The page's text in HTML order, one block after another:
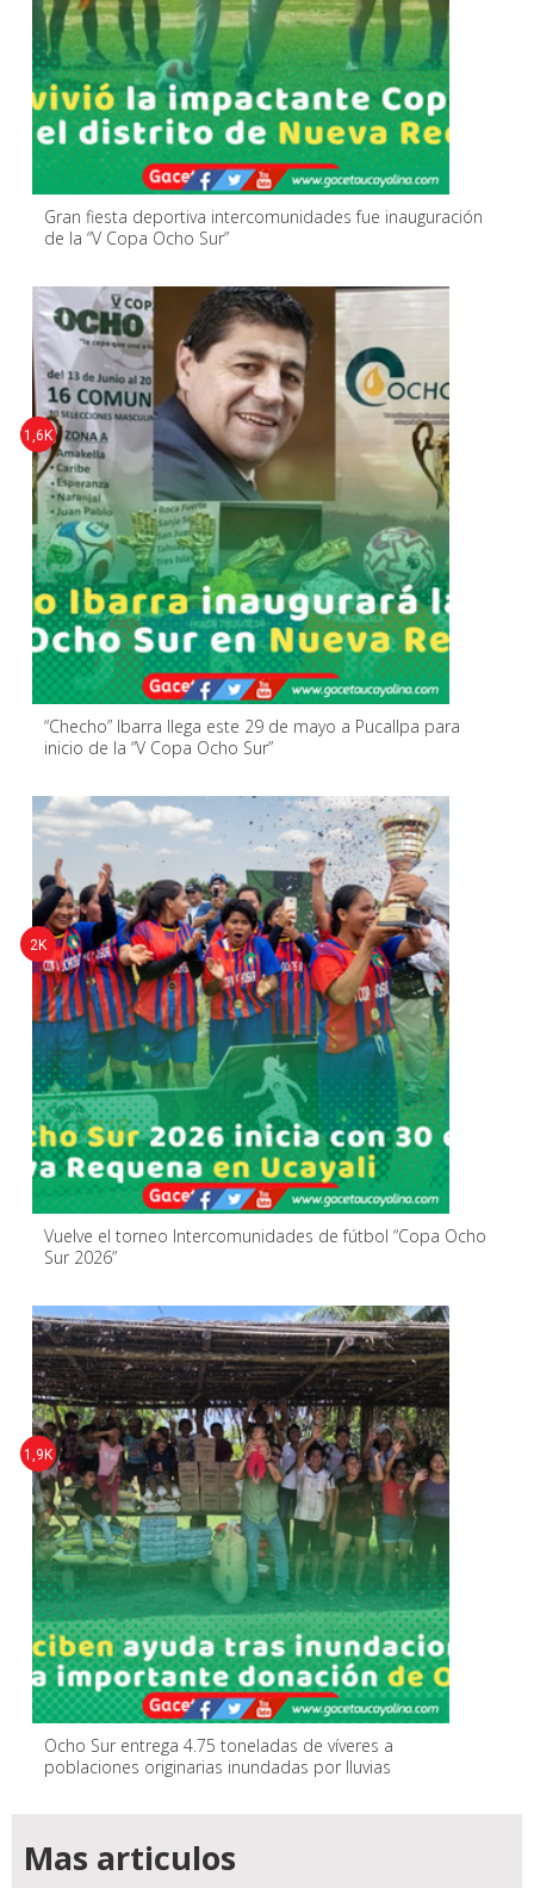
Gran fiesta deportiva intercomunidades fue inauguración
de la “V Copa Ocho Sur”
“Checho” Ibarra llega este 29 de mayo a Pucallpa para
inicio de la “V Copa Ocho Sur”
1,6K
Vuelve el torneo Intercomunidades de fútbol “Copa Ocho
Sur 2026”
2K
Ocho Sur entrega 4.75 toneladas de víveres a
poblaciones originarias inundadas por lluvias
1,9K
Mas articulos